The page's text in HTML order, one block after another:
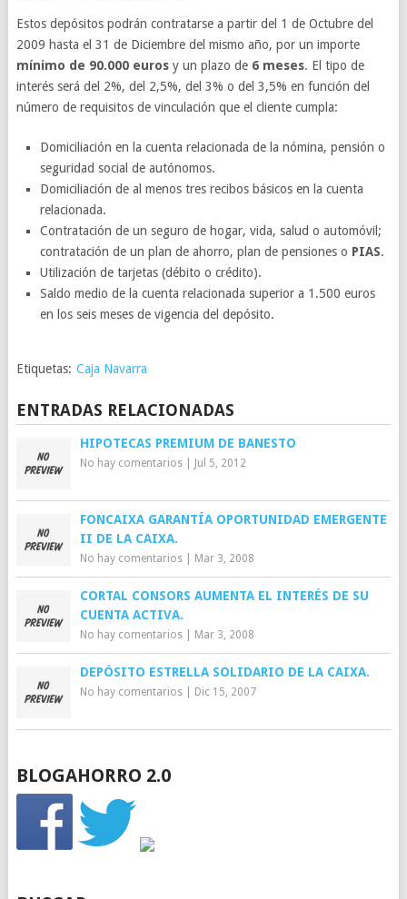
Estos depósitos podrán contratarse a partir del 1 de Octubre del
2009 hasta el 31 de Diciembre del mismo año, por un importe
mínimo de 90.000 eurosy un plazo de 6 meses. El tipo de
interés será del 2%, del 2,5%, del 3% o del 3,5% en función del
número de requisitos de vinculación que el cliente cumpla:
Domiciliación en la cuenta relacionada de la nómina, pensión o
seguridad social de autónomos.
Domiciliación de al menos tres recibos básicos en la cuenta
relacionada.
Contratación de un seguro de hogar, vida, salud o automóvil;
contratación de un plan de ahorro, plan de pensiones o PIAS.
Utilización de tarjetas (débito o crédito).
Saldo medio de la cuenta relacionada superior a 1.500 euros
en los seis meses de vigencia del depósito.
Etiquetas: Caja Navarra
ENTRADAS RELACIONADAS
HIPOTECAS PREMIUM DE BANESTO
No hay comentarios| Jul 5, 2012
FONCAIXA GARANTÍA OPORTUNIDAD EMERGENTE
II DE LA CAIXA.
No hay comentarios| Mar 3, 2008
CORTAL CONSORS AUMENTA EL INTERÉS DE SU
CUENTA ACTIVA.
No hay comentarios| Mar 3, 2008
DEPÓSITO ESTRELLA SOLIDARIO DE LA CAIXA.
No hay comentarios| Dic 15, 2007
BLOGAHORRO 2.0